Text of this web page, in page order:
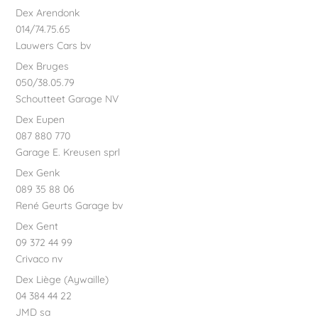
Dex Arendonk
014/74.75.65
Lauwers Cars bv
Dex Bruges
050/38.05.79
Schoutteet Garage NV
Dex Eupen
087 880 770
Garage E. Kreusen sprl
Dex Genk
089 35 88 06
René Geurts Garage bv
Dex Gent
09 372 44 99
Crivaco nv
Dex Liège (Aywaille)
04 384 44 22
JMD sa